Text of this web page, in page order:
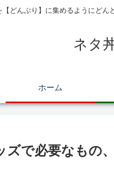
どんぶり】に集めるようにどん
ネタ
ホーム
ズで必要なもの